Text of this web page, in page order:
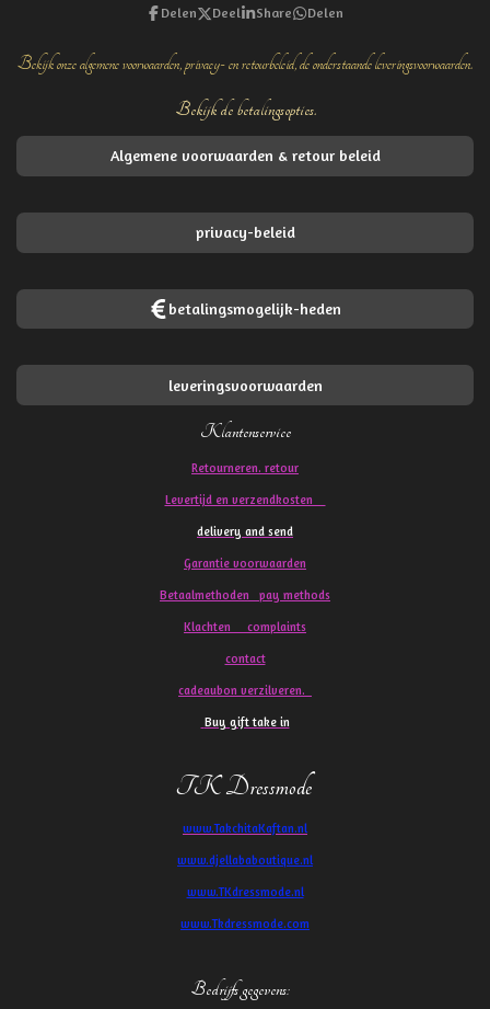
Delen Deel Share Delen
Bekijk onze algemene voorwaarden, privacy- en retourbeleid, de onderstaande leveringsvoorwaarden.
Bekijk de betalingsopties.
Algemene voorwaarden & retour beleid
privacy-beleid
betalingsmogelijk-heden
leveringsvoorwaarden
Klantenservice
Retourneren. retour
Levertijd en verzendkosten
delivery and send
Garantie voorwaarden
Betaalmethoden pay methods
Klachten complaints
contact
cadeaubon verzilveren.
Buy gift take in
TK Dressmode
www.TakchitaKaftan.nl
www.djellababoutique.nl
www.TKdressmode.nl
www.Tkdressmode.com
Bedrijfs gegevens: